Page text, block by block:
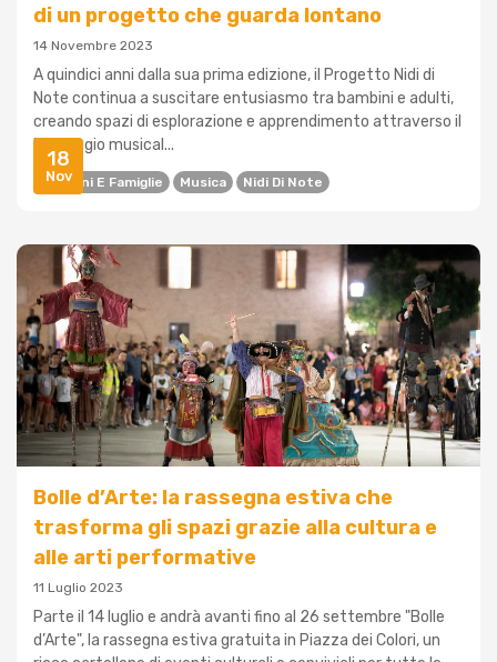
18
Nov
di un progetto che guarda lontano
14 Novembre 2023
A quindici anni dalla sua prima edizione, il Progetto Nidi di
Note continua a suscitare entusiasmo tra bambini e adulti,
creando spazi di esplorazione e apprendimento attraverso il
linguaggio musical...
Bambini E Famiglie Musica Nidi Di Note
Bolle d’Arte: la rassegna estiva che
trasforma gli spazi grazie alla cultura e
alle arti performative
11 Luglio 2023
Parte il 14 luglio e andrà avanti fino al 26 settembre "Bolle
d’Arte", la rassegna estiva gratuita in Piazza dei Colori, un